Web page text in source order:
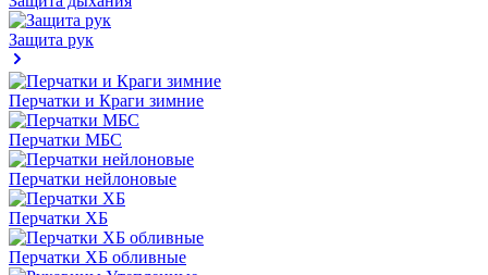
Защита рук
Перчатки и Краги зимние
Перчатки МБС
Перчатки нейлоновые
Перчатки ХБ
Перчатки ХБ обливные